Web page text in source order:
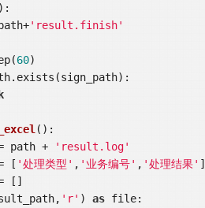
:
path+
'result.finish'
60)
() :
= path +
'result.log'
[
'处理类型' , '业务编号' , '处理结果' ]
'r' ) as file: